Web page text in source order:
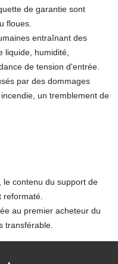
de garantie sont
floues.
entraînant des
liquide, humidité,
de tension d'entrée.
par des dommages
un tremblement de
le contenu du support de
au premier acheteur du
transférable.